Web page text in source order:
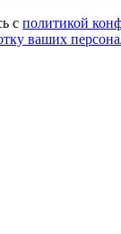
с политикой
ваших